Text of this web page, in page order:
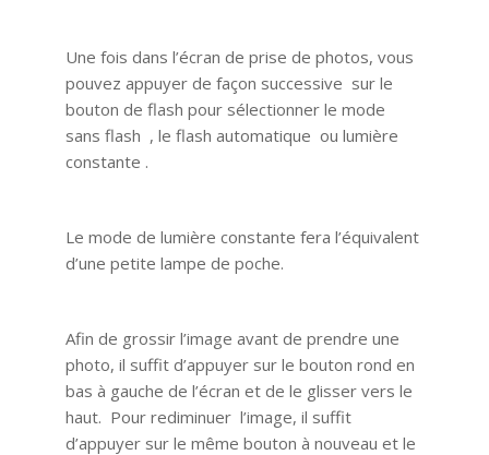
Une fois dans l’écran de prise de photos, vous
pouvez appuyer de façon successive sur le
bouton de flash pour sélectionner le mode
sans flash , le flash automatique ou lumière
constante .
Le mode de lumière constante fera l’équivalent
d’une petite lampe de poche.
Afin de grossir l’image avant de prendre une
photo, il suffit d’appuyer sur le bouton rond en
bas à gauche de l’écran et de le glisser vers le
haut. Pour rediminuer l’image, il suffit
d’appuyer sur le même bouton à nouveau et le